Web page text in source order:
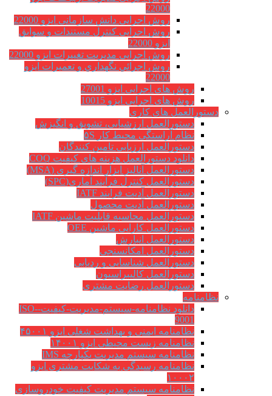
22000
روش اجرایی دانش سازمانی ایزو 22000
روش اجرایی کنترل مستندات و سوابق
ایزو 22000
روش اجرایی مدیریت تغییرات ایزو 22000
روش اجرائي نگهداري و تعميرات ایزو
22000
روش های اجرایی ایزو 27001
روش های اجرایی ایزو 10015
دستورالعمل های کاری
دستورالعمل ارزشیابی، تشویق و انگیزش
نظام آراستگی محیط کار ۵S
دستورالعمل ارزیابی تامین کنندگان
دانلود دستورالعمل هزینه های کیفیت COQ
دستورالعمل آنالیز ابزار اندازه گیری (MSA)
دستورالعمل کنترل فرآیند آماری(SPC)
دستورالعمل آدیت فرایند IATF
دستورالعمل آدیت محصول
دستورالعمل محاسبه قابلیت ماشین IATF
دستورالعمل کارایی ماشین OEE
دستورالعمل انبارش
دستورالعمل امکانسنجی
دستورالعمل شناسایی و ردیابی
دستورالعمل کالیبراسیون
دستورالعمل رضایت مشتری
نظامنامه
دانلود نظامنامه-سیستم-مدیریت-کیفیت-ISO-
9001
نظامنامه ایمنی و بهداشت شغلی ایزو ۴۵۰۰۱
نظامنامه زیست محیطی ایزو ۱۴۰۰۱
نظامنامه سیستم مدیریت یکپارچه IMS
نظامنامه رسیدگی به شکایت مشتری ایزو
۱۰۰۰۲
نظامنامه سیستم مدیریت کیفیت خودروسازی